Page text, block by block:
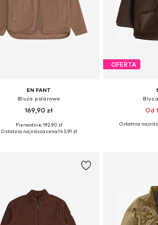
EN FANT
Bluza polarowa
169,90 zł
Dostępne w różnych rozmiarach
Pierwotnie: 192,90 zł
Ostatnia najniższa cena:143,91 zł
OFERTA
Od
Dostępne w
Ostatnia